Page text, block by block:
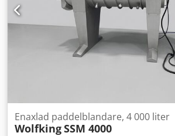
Enaxlad paddelblandare, 4 000 liter
WolfkingSSM 4000